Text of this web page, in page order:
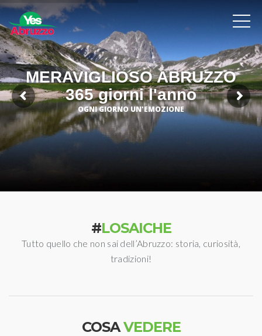
MERAVIGLIOSO ABRUZZO
OGNI GIORNO UN'EMOZIONE
365 giorni l'anno
#LOSAICHE
Tutto quello che non sai dell’Abruzzo: storia, curiosità,
tradizioni!
COSAVEDERE